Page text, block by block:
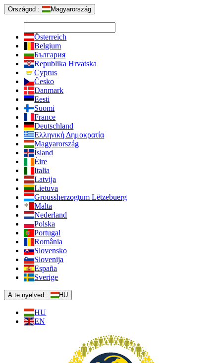
Országod : Magyarország
Österreich
Belgium
България
Republika Hrvatska
Cyprus
Česko
Danmark
Eesti
Suomi
France
Deutschland
Ελληνική Δημοκρατία
Magyarország
Ísland
Éire
Italia
Latvija
Lietuva
Groussherzogtum Lëtzebuerg
Malta
Nederland
Polska
Portugal
România
Slovensko
Slovenija
España
Sverige
A te nyelved : HU
HU
EN